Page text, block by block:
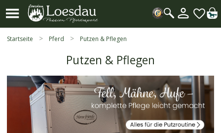
Mein
Startseite Pferd Putzen & Pflegen
Putzen & Pflegen